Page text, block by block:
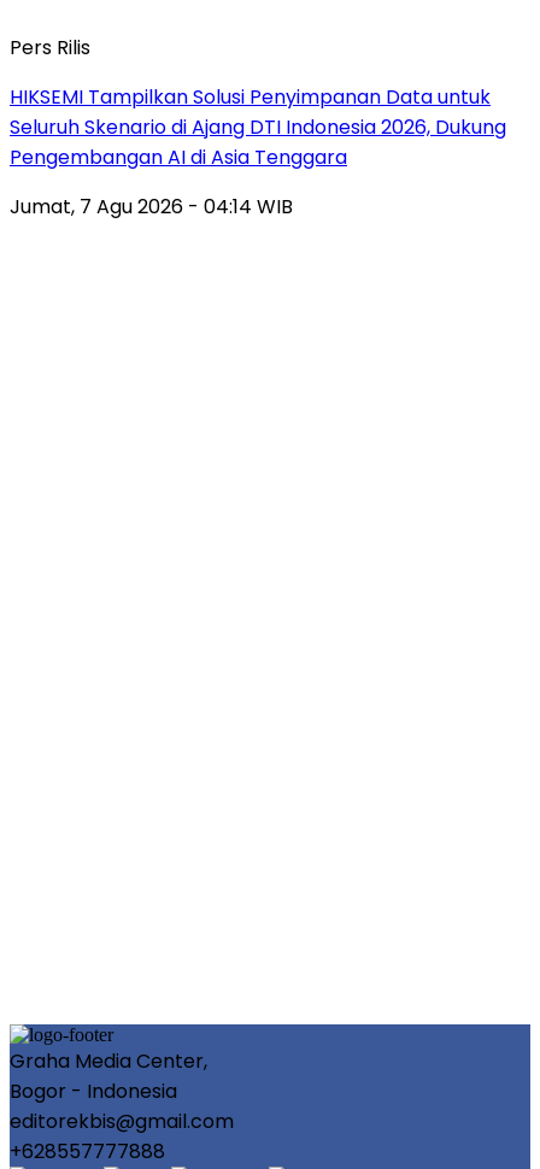
Pers Rilis
HIKSEMI Tampilkan Solusi Penyimpanan Data untuk
Seluruh Skenario di Ajang DTI Indonesia 2026, Dukung
Pengembangan AI di Asia Tenggara
Jumat, 7 Agu 2026 - 04:14 WIB
Graha Media Center,
Bogor - Indonesia
editorekbis@gmail.com
+628557777888